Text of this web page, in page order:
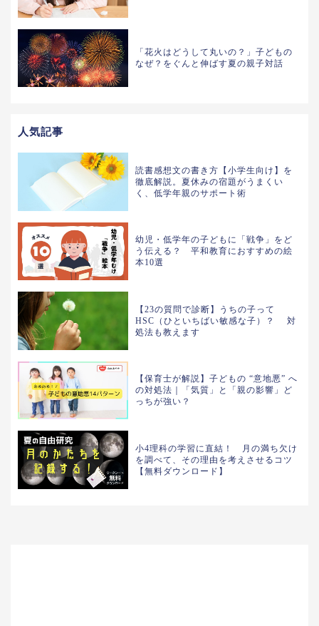
「花火はどうして丸いの？」子どもの
なぜ？をぐんと伸ばす夏の親子対話
人気記事
読書感想文の書き方【小学生向け】を
徹底解説。夏休みの宿題がうまくい
く、低学年親のサポート術
幼児・低学年の子どもに「戦争」をど
う伝える？ 平和教育におすすめの絵
本10選
【23の質問で診断】うちの子って
HSC（ひといちばい敏感な子）？ 対
処法も教えます
【保育士が解説】子どもの “意地悪” へ
の対処法｜「気質」と「親の影響」ど
っちが強い？
小4理科の学習に直結！ 月の満ち欠け
を調べて、その理由を考えさせるコツ
【無料ダウンロード】